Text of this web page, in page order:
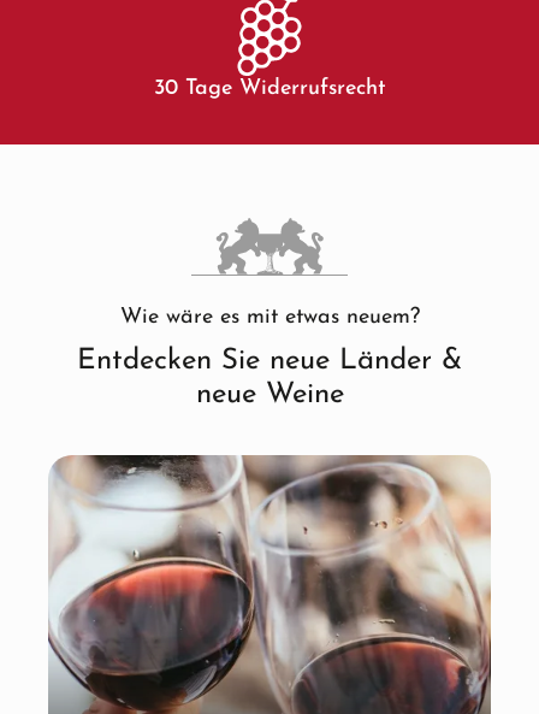
30 Tage Widerrufsrecht
Wie wäre es mit etwas neuem?
Entdecken Sie neue Länder &
neue Weine